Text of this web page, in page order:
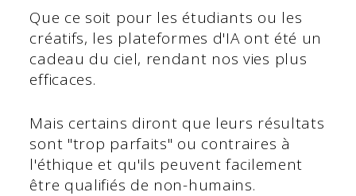
Que ce soit pour les étudiants ou les
créatifs, les plateformes d'IA ont été un
cadeau du ciel, rendant nos vies plus
efficaces.
Mais certains diront que leurs résultats
sont "trop parfaits" ou contraires à
l'éthique et qu'ils peuvent facilement
être qualifiés de non-humains.